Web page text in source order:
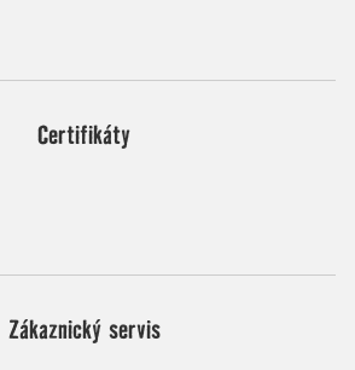
Certifikáty
Zákaznický servis